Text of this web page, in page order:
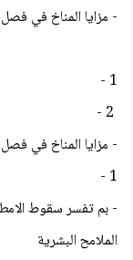
- مزايا المناخ في
1 -
- مزايا المناخ في
1 -
- بم تفسر سقوط
الملامح البشرية